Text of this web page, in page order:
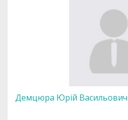
Демцюра Юрій Васильович